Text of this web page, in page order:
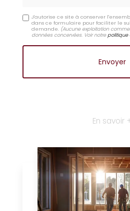
J'autorise ce site à conserver
dans ce formulaire pour faciliter le
demande. (Aucune exploitation
données concervées. Voir notrepolitique
En savoir